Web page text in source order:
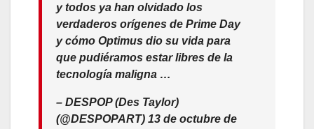
y todos ya han olvidado los
verdaderos orígenes de Prime Day
y cómo Optimus dio su vida para
que pudiéramos estar libres de la
tecnología maligna …
– DESPOP (Des Taylor)
(@DESPOPART) 13 de octubre de